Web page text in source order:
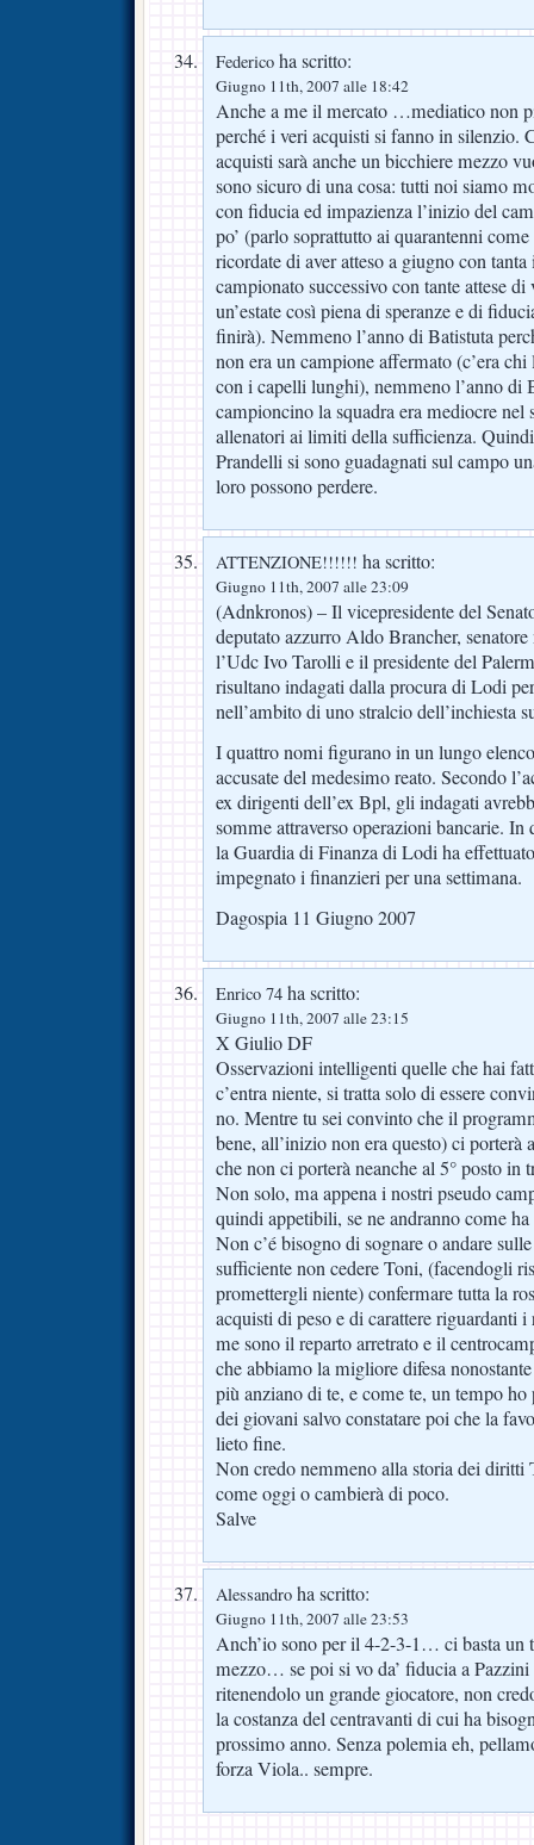
Federico ha scritto:
Giugno 11th, 2007 alle 18:42
Anche a me il mercato …mediatico non
perché i veri acquisti si fanno in silenzio.
acquisti sarà anche un bicchiere mezzo
sono sicuro di una cosa: tutti noi siamo
con fiducia ed impazienza l’inizio del
po’ (parlo soprattutto ai quarantenni
ricordate di aver atteso a giugno con
campionato successivo con tante attese
un’estate così piena di speranze e di
finirà). Nemmeno l’anno di Batistuta
non era un campione affermato (c’era
con i capelli lunghi), nemmeno l’anno di
campioncino la squadra era mediocre nel
allenatori ai limiti della sufficienza.
Prandelli si sono guadagnati sul campo
loro possono perdere.
ATTENZIONE!!!!!! ha scritto:
Giugno 11th, 2007 alle 23:09
(Adnkronos) – Il vicepresidente del
deputato azzurro Aldo Brancher,
l’Udc Ivo Tarolli e il presidente del
risultano indagati dalla procura di Lodi
nell’ambito di uno stralcio dell’inchiesta
I quattro nomi figurano in un lungo
accusate del medesimo reato. Secondo
ex dirigenti dell’ex Bpl, gli indagati
somme attraverso operazioni bancarie.
la Guardia di Finanza di Lodi ha
impegnato i finanzieri per una settimana.
Dagospia 11 Giugno 2007
Enrico 74 ha scritto:
Giugno 11th, 2007 alle 23:15
X Giulio DF
Osservazioni intelligenti quelle che hai
c’entra niente, si tratta solo di essere
no. Mentre tu sei convinto che il
bene, all’inizio non era questo) ci
che non ci porterà neanche al 5° posto in
Non solo, ma appena i nostri pseudo
quindi appetibili, se ne andranno come
Non c’é bisogno di sognare o andare
sufficiente non cedere Toni, (facendogli
promettergli niente) confermare tutta la
acquisti di peso e di carattere riguardanti
me sono il reparto arretrato e il
che abbiamo la migliore difesa
più anziano di te, e come te, un tempo
dei giovani salvo constatare poi che la
lieto fine.
Non credo nemmeno alla storia dei diritti
come oggi o cambierà di poco.
Salve
Alessandro ha scritto:
Giugno 11th, 2007 alle 23:53
Anch’io sono per il 4-2-3-1… ci basta un
mezzo… se poi si vo da’ fiducia a
ritenendolo un grande giocatore, non
la costanza del centravanti di cui ha
prossimo anno. Senza polemia eh,
forza Viola.. sempre.